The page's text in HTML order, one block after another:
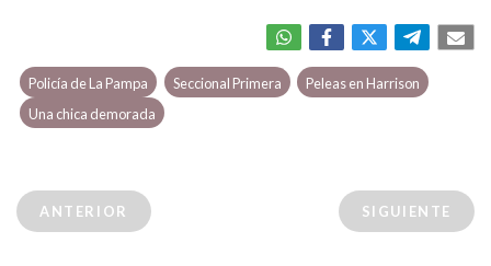
Policía de La Pampa Seccional Primera
Peleas en Harrison
Una chica demorada
ANTERIOR SIGUIENTE